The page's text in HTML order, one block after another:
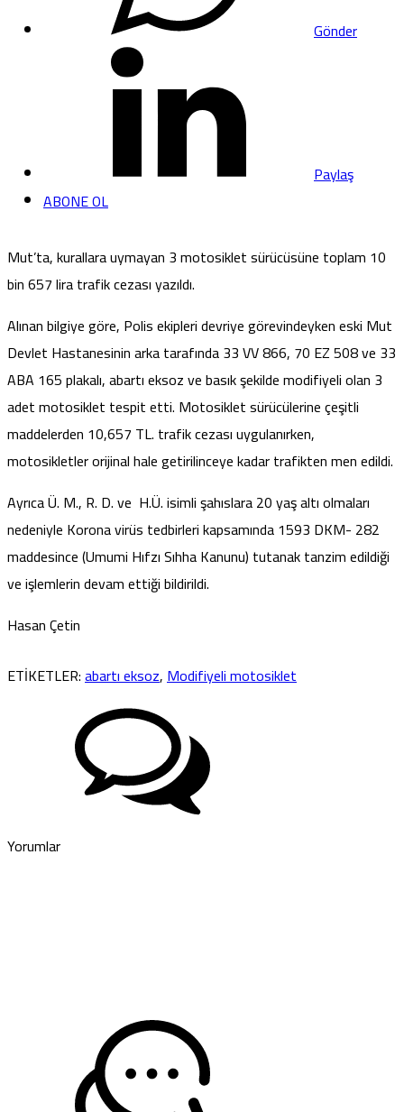
Gönder
Paylaş
ABONE OL
Mut’ta, kurallara uymayan 3 motosiklet sürücüsüne toplam 10
bin 657 lira trafik cezası yazıldı.
Alınan bilgiye göre, Polis ekipleri devriye görevindeyken eski Mut
Devlet Hastanesinin arka tarafında 33 VV 866, 70 EZ 508 ve 33
ABA 165 plakalı, abartı eksoz ve basık şekilde modifiyeli olan 3
adet motosiklet tespit etti. Motosiklet sürücülerine çeşitli
maddelerden 10,657 TL. trafik cezası uygulanırken,
motosikletler orijinal hale getirilinceye kadar trafikten men edildi.
Ayrıca Ü. M., R. D. ve H.Ü. isimli şahıslara 20 yaş altı olmaları
nedeniyle Korona virüs tedbirleri kapsamında 1593 DKM- 282
maddesince (Umumi Hıfzı Sıhha Kanunu) tutanak tanzim edildiği
ve işlemlerin devam ettiği bildirildi.
Hasan Çetin
ETİKETLER:abartı eksoz,Modifiyeli motosiklet
Yorumlar